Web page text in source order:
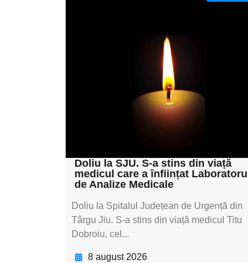
subtitluAdaugă aici
textul pentru
subtitluAdaugă aici
textul pentru
subtitluAdaugă aici
Doliu la SJU. S-a stins din viață
medicul care a înființat Laboratorul
de Analize Medicale
Doliu la Spitalul Județean de Urgență din
Târgu Jiu. S-a stins din viață medicul Titu
Dobroiu, cel...
8 august 2026